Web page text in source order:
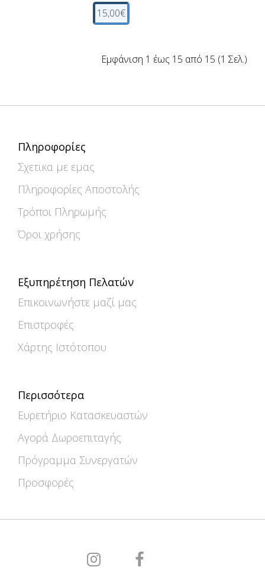
15,00€
Εμφάνιση 1 έως 15 από 15 (1 Σελ.)
Πληροφορίες
Σχετικα με εμας
Πληροφορίες Αποστολής
Τρόποι Πληρωμής
Όροι χρήσης
Εξυπηρέτηση Πελατών
Επικοινωνήστε μαζί μας
Επιστροφές
Χάρτης Ιστότοπου
Περισσότερα
Ευρετήριο Κατασκευαστών
Αγορά Δωροεπιταγής
Πρόγραμμα Συνεργατών
Προσφορές